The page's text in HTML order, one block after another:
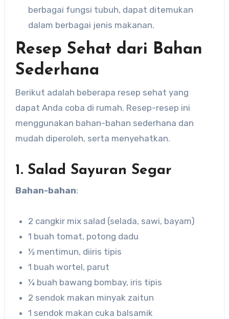
berbagai fungsi tubuh, dapat ditemukan
dalam berbagai jenis makanan.
Resep Sehat dari Bahan
Sederhana
Berikut adalah beberapa resep sehat yang
dapat Anda coba di rumah. Resep-resep ini
menggunakan bahan-bahan sederhana dan
mudah diperoleh, serta menyehatkan.
1. Salad Sayuran Segar
Bahan-bahan:
2 cangkir mix salad (selada, sawi, bayam)
1 buah tomat, potong dadu
½ mentimun, diiris tipis
1 buah wortel, parut
¼ buah bawang bombay, iris tipis
2 sendok makan minyak zaitun
1 sendok makan cuka balsamik